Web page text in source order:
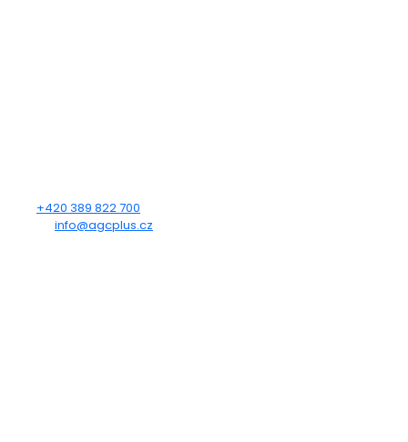
+420 389 822 700
info@agcplus.cz